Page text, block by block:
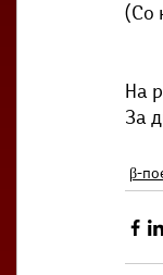
(Со
На
За
β-